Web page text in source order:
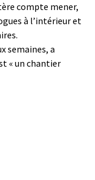
compte mener,
à l’intérieur et
semaines, a
« un chantier